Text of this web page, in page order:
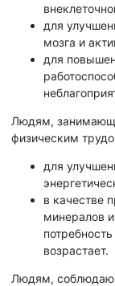
для
мозга и
для
Людям,
физическим
для
в качестве
минералов и
возрастает.
Людям,